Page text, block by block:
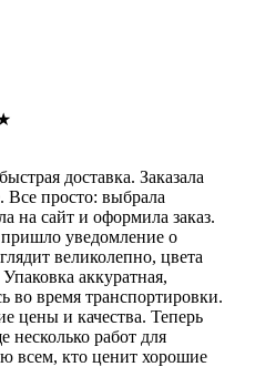
доставка. Заказала
Все просто: выбрала
на сайт и оформила заказ.
пришло уведомление о
великолепно, цвета
аккуратная,
во время транспортировки.
цены и качества. Теперь
несколько работ для
всем, кто ценит хорошие